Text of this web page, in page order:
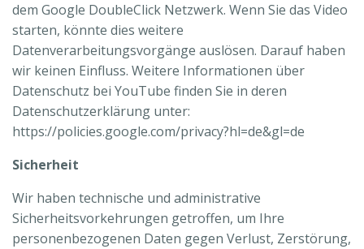
dem Google DoubleClick Netzwerk. Wenn Sie das Video
starten, könnte dies weitere
Datenverarbeitungsvorgänge auslösen. Darauf haben
wir keinen Einfluss. Weitere Informationen über
Datenschutz bei YouTube finden Sie in deren
Datenschutzerklärung unter:
https://policies.google.com/privacy?hl=de&gl=de
Sicherheit
Wir haben technische und administrative
Sicherheitsvorkehrungen getroffen, um Ihre
personenbezogenen Daten gegen Verlust, Zerstörung,